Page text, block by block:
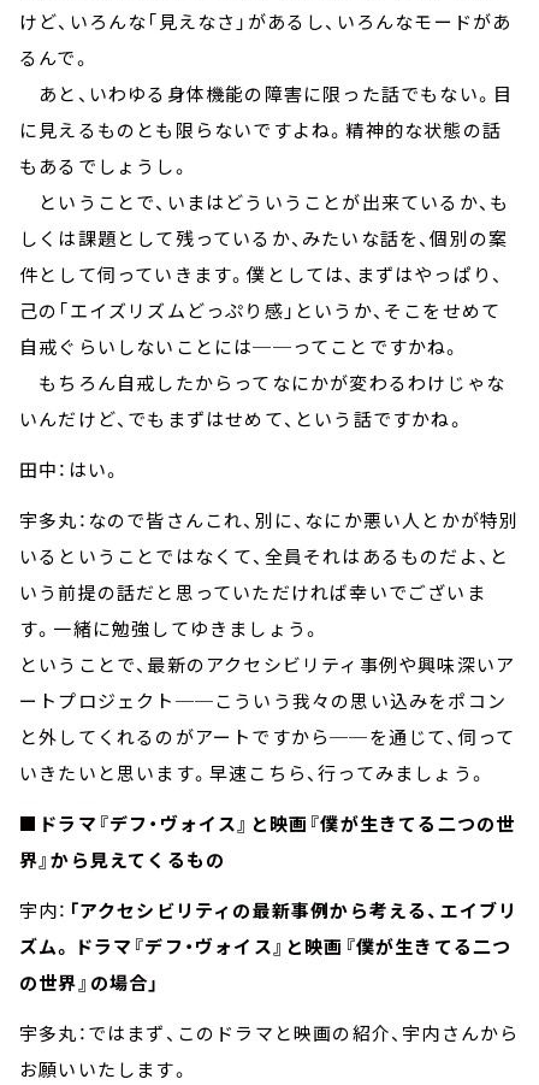
けど、いろんな「見えなさ」があるし、いろんなモードがあ
るんで。
あと、いわゆる身体機能の障害に限った話でもない。目
に見えるものとも限らないですよね。精神的な状態の話
もあるでしょうし。
ということで、いまはどういうことが出来ているか、も
しくは課題として残っているか、みたいな話を、個別の案
件として伺っていきます。僕としては、まずはやっぱり、
己の「エイズリズムどっぷり感」というか、そこをせめて
自戒ぐらいしないことには──ってことですかね。
もちろん自戒したからってなにかが変わるわけじゃな
いんだけど、でもまずはせめて、という話ですかね。
田中：はい。
宇多丸：なので皆さんこれ、別に、なにか悪い人とかが特別
いるということではなくて、全員それはあるものだよ、と
いう前提の話だと思っていただければ幸いでございま
す。一緒に勉強してゆきましょう。
ということで、最新のアクセシビリティ事例や興味深いア
ートプロジェクト──こういう我々の思い込みをポコン
と外してくれるのがアートですから──を通じて、伺って
いきたいと思います。早速こちら、行ってみましょう。
■ドラマ『デフ・ヴォイス』と映画『僕が生きてる二つの世
界』から見えてくるもの
宇内： 「アクセシビリティの最新事例から考える、エイブリ
ズム。ドラマ『デフ・ヴォイス』と映画『僕が生きてる二つ
の世界』の場合」
宇多丸：ではまず、このドラマと映画の紹介、宇内さんから
お願いいたします。